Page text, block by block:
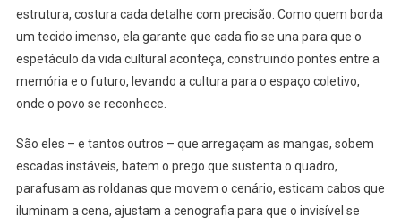
estrutura, costura cada detalhe com precisão. Como quem borda
um tecido imenso, ela garante que cada fio se una para que o
espetáculo da vida cultural aconteça, construindo pontes entre a
memória e o futuro, levando a cultura para o espaço coletivo,
onde o povo se reconhece.
São eles – e tantos outros – que arregaçam as mangas, sobem
escadas instáveis, batem o prego que sustenta o quadro,
parafusam as roldanas que movem o cenário, esticam cabos que
iluminam a cena, ajustam a cenografia para que o invisível se